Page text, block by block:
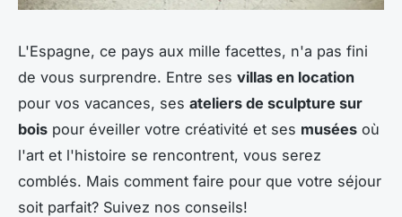
L'Espagne, ce pays aux mille facettes, n'a pas fini
de vous surprendre. Entre ses villas en location
pour vos vacances, ses ateliers de sculpture sur
bois pour éveiller votre créativité et ses musées où
l'art et l'histoire se rencontrent, vous serez
comblés. Mais comment faire pour que votre séjour
soit parfait? Suivez nos conseils!